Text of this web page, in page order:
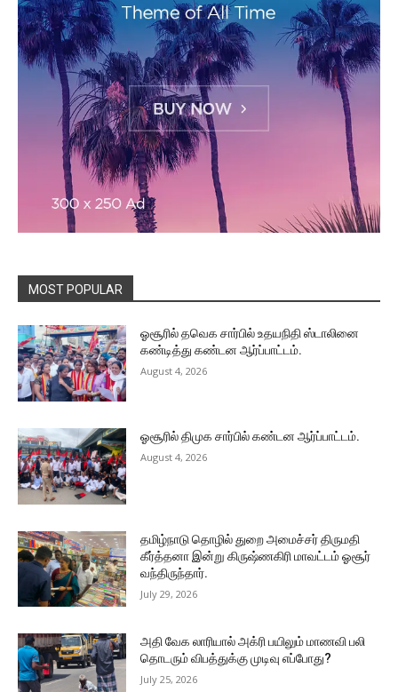
MOST POPULAR
ஓசூரில் தவெக சார்பில் உதயநிதி ஸ்டாலினை
கண்டித்து கண்டன ஆர்ப்பாட்டம்.
August 4, 2026
ஓசூரில் திமுக சார்பில் கண்டன ஆர்ப்பாட்டம்.
August 4, 2026
தமிழ்நாடு தொழில் துறை அமைச்சர் திருமதி
கீர்த்தனா இன்று கிருஷ்ணகிரி மாவட்டம் ஓசூர்
வந்திருந்தார்.
July 29, 2026
அதி வேக லாரியால் அக்ரி பயிலும் மாணவி பலி
தொடரும் விபத்துக்கு முடிவு எப்போது?
July 25, 2026